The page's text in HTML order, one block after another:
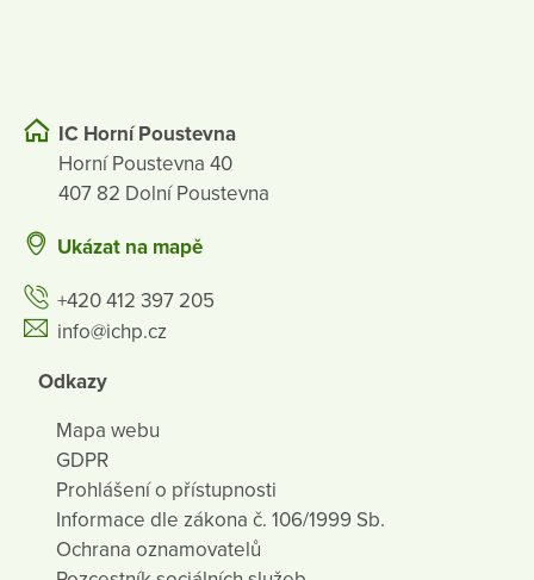
IC Horní Poustevna
Horní Poustevna 40
407 82 Dolní Poustevna
Ukázat na mapě
+420 412 397 205
info@ichp.cz
Odkazy
Mapa webu
GDPR
Prohlášení o přístupnosti
Informace dle zákona č. 106/1999 Sb.
Ochrana oznamovatelů